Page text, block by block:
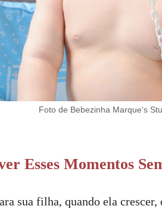
Foto de Bebezinha Marque's
Esses Momentos
sua filha, quando ela crescer,